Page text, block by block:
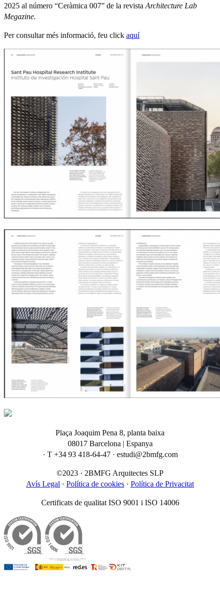
2025 al número “Ceràmica 007” de la revista Architecture Lab
Megazine.
Per consultar més informació, feu click aquí
Plaça Joaquim Pena 8, planta baixa
08017 Barcelona | Espanya
· T +34 93 418-64-47 · estudi@2bmfg.com
©2023 · 2BMFG Arquitectes SLP
Avís Legal · Política de cookies · Política de Privacitat
Certificats de qualitat ISO 9001 i ISO 14006